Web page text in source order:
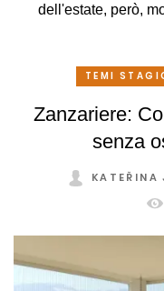
dell'estate, però,
rilassarsi. Che
intelligente, potrete
comodità, in
TEMI
Zanzariere:
senza
KATEŘINA